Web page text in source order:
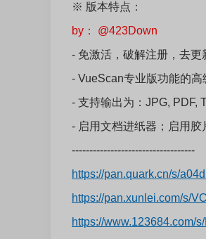
※ 版本特点：
by： @423Down
- 免激活，破解注册，去更
- VueScan专业版功能的高
- 支持输出为：JPG, PDF,
- 启用文档进纸器；启用胶
-----------------------------------
https://pan.quark.cn/s/
https://pan.xunlei.com/s/
https://www.123684.com/